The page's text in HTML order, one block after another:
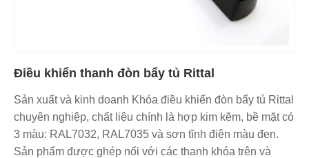
Điều khiển thanh đòn bẩy tủ Rittal
Sản xuất và kinh doanh Khóa điều khiển đòn bẩy tủ Rittal
chuyên nghiệp, chất liệu chính là hợp kim kẽm, bề mặt có
3 màu: RAL7032, RAL7035 và sơn tĩnh điện màu đen.
Sản phẩm được ghép nối với các thanh khóa trên và